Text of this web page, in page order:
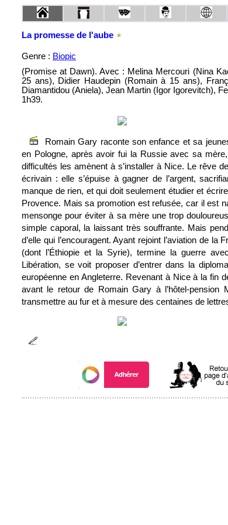
La promesse de l'aube
Genre : Biopic
(Promise at Dawn). Avec : Melina Mercouri (Nina
25 ans), Didier Haudepin (Romain à 15 ans),
Diamantidou (Aniela), Jean Martin (Igor Igorevitch),
1h39.
Romain Gary raconte son enfance et sa
en Pologne, après avoir fui la Russie avec sa
difficultés les amènent à s’installer à Nice. Le rêve
écrivain : elle s’épuise à gagner de l’argent,
manque de rien, et qui doit seulement étudier et
Provence. Mais sa promotion est refusée, car il est
mensonge pour éviter à sa mère une trop
simple caporal, la laissant très souffrante. Mais
d’elle qui l’encouragent. Ayant rejoint l’aviation de
(dont l’Éthiopie et la Syrie), termine la guerre
Libération, se voit proposer d’entrer dans la
européenne en Angleterre. Revenant à Nice à la fin
avant le retour de Romain Gary à l’hôtel-
transmettre au fur et à mesure des centaines de